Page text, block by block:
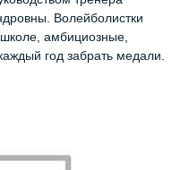
Волейболистки
амбициозные,
год забрать медали.